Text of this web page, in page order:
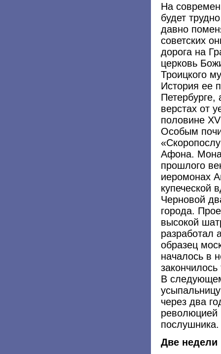
На
будет
давно
советских
дорога на
церковь
Троицкого
История ее
Петербурге,
верстах от
половине
Особым
Афона.
прошлого
иеромонах
купеческой
Черновой
города.
высокой
разработал
образец
началось в
В
через два
революцией
послушника.
Две недели